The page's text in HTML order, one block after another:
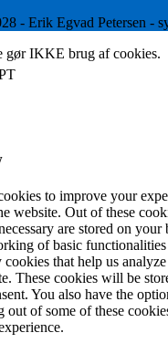
- Erik Egvad Petersen -
gør IKKE brug af cookies.
to improve your
website. Out of these
are stored on your
of basic
cookies that help us
These cookies will be
You also have the
out of some of these